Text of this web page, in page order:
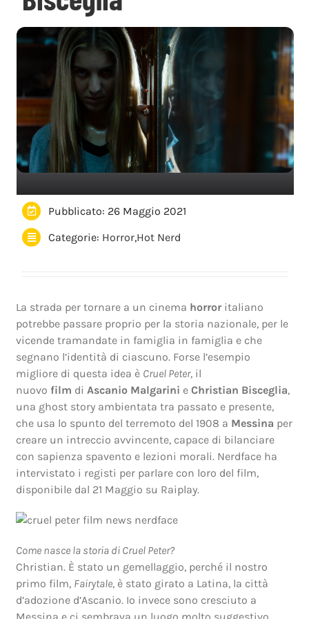
Pubblicato: 26 Maggio 2021
Categorie: Horror,Hot Nerd
La strada per tornare a un cinema horror italiano
potrebbe passare proprio per la storia nazionale, per le
vicende tramandate in famiglia in famiglia e che
segnano l’identità di ciascuno. Forse l’esempio
migliore di questa idea è Cruel Peter, il
nuovo film di Ascanio Malgarini eChristian Bisceglia,
una ghost story ambientata tra passato e presente,
che usa lo spunto del terremoto del 1908 a Messina per
creare un intreccio avvincente, capace di bilanciare
con sapienza spavento e lezioni morali. Nerdface ha
intervistato i registi per parlare con loro del film,
disponibile dal 21 Maggio su Raiplay.
Come nasce la storia di Cruel Peter?
Christian. È stato un gemellaggio, perché il nostro
primo film, Fairytale, è stato girato a Latina, la città
d’adozione d’Ascanio. Io invece sono cresciuto a
Messina e ci sembrava un luogo molto suggestivo